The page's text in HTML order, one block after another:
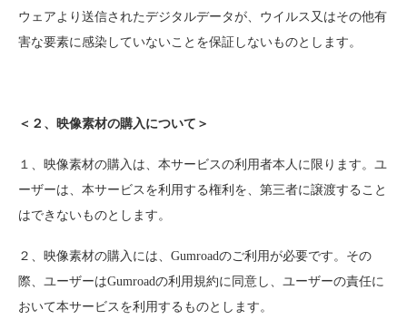
ウェアより送信されたデジタルデータが、ウイルス又はその他有
害な要素に感染していないことを保証しないものとします。
＜２、映像素材の購入について＞
１、映像素材の購入は、本サービスの利用者本人に限ります。ユ
ーザーは、本サービスを利用する権利を、第三者に譲渡すること
はできないものとします。
２、映像素材の購入には、Gumroadのご利用が必要です。その
際、ユーザーはGumroadの利用規約に同意し、ユーザーの責任に
おいて本サービスを利用するものとします。